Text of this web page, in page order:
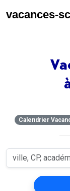
vacances-
Calendrier